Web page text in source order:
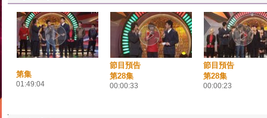
第集
01:49:04
節目預告
第28集
00:00:33
節目預告
第28集
00:00:23